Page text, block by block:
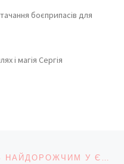
боєприпасів для
і магія Сергія